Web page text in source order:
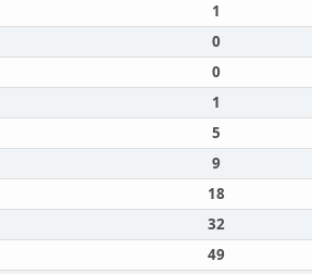
1
0
0
1
5
9
18
32
49